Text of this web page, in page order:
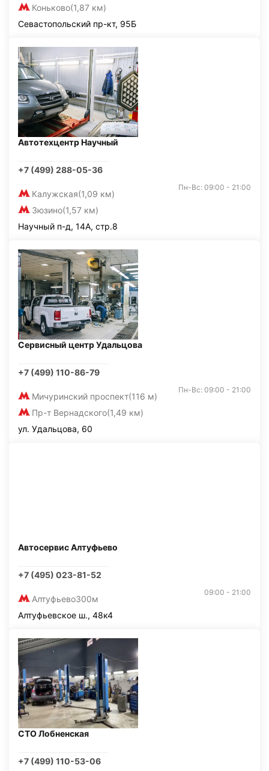
Коньково(1,87 км)
Севастопольский пр-кт, 95Б
Автотехцентр Научный
+7 (499) 288-05-36
Калужская(1,09 км)
Зюзино(1,57 км)
Пн-Вс: 09:00 - 21:00
Научный п-д, 14А, стр.8
Сервисный центр Удальцова
+7 (499) 110-86-79
Мичуринский проспект(116 м)
Пр-т Вернадского(1,49 км)
Пн-Вс: 09:00 - 21:00
ул. Удальцова, 60
Автосервис Алтуфьево
+7 (495) 023-81-52
Алтуфьево300м
09:00 - 21:00
Алтуфьевское ш., 48к4
СТО Лобненская
+7 (499) 110-53-06